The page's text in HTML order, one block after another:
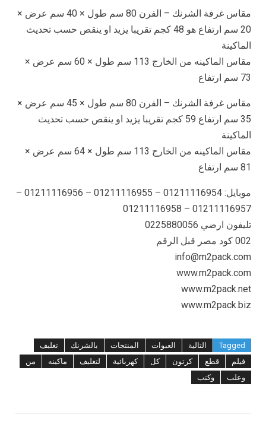
مقاس غرفة الشرنك – الفرن 80 سم طول × 40 سم عرض ×
20 سم ارتفاع هو 48 كجم تقريبا يزيد او ينقص حسب تحديث
الماكينة
مقاس الماكينه من الخارج 113 سم طول × 60 سم عرض ×
73 سم ارتفاع
مقاس غرفة الشرنك – الفرن 80 سم طول × 45 سم عرض ×
35 سم ارتفاع 59 كجم تقريبا يزيد او ينقص حسب تحديث
الماكينة
مقاس الماكينه من الخارج 113 سم طول × 64 سم عرض ×
81 سم ارتفاع
موبايل: 01211116954 – 01211116955 – 01211116956 –
01211116957 – 01211116958
تليفون ارضي 0225880056
002 كود مصر قبل الرقم
info@m2pack.com
www.m2pack.com
www.m2pack.net
www.m2pack.biz
Tagged التالية العبوات المنتجات بالشرنك
تغليف
فيلم
قطع كرتون كل كهربائية لتغليف ماكينه
من
وعلب
وكتب